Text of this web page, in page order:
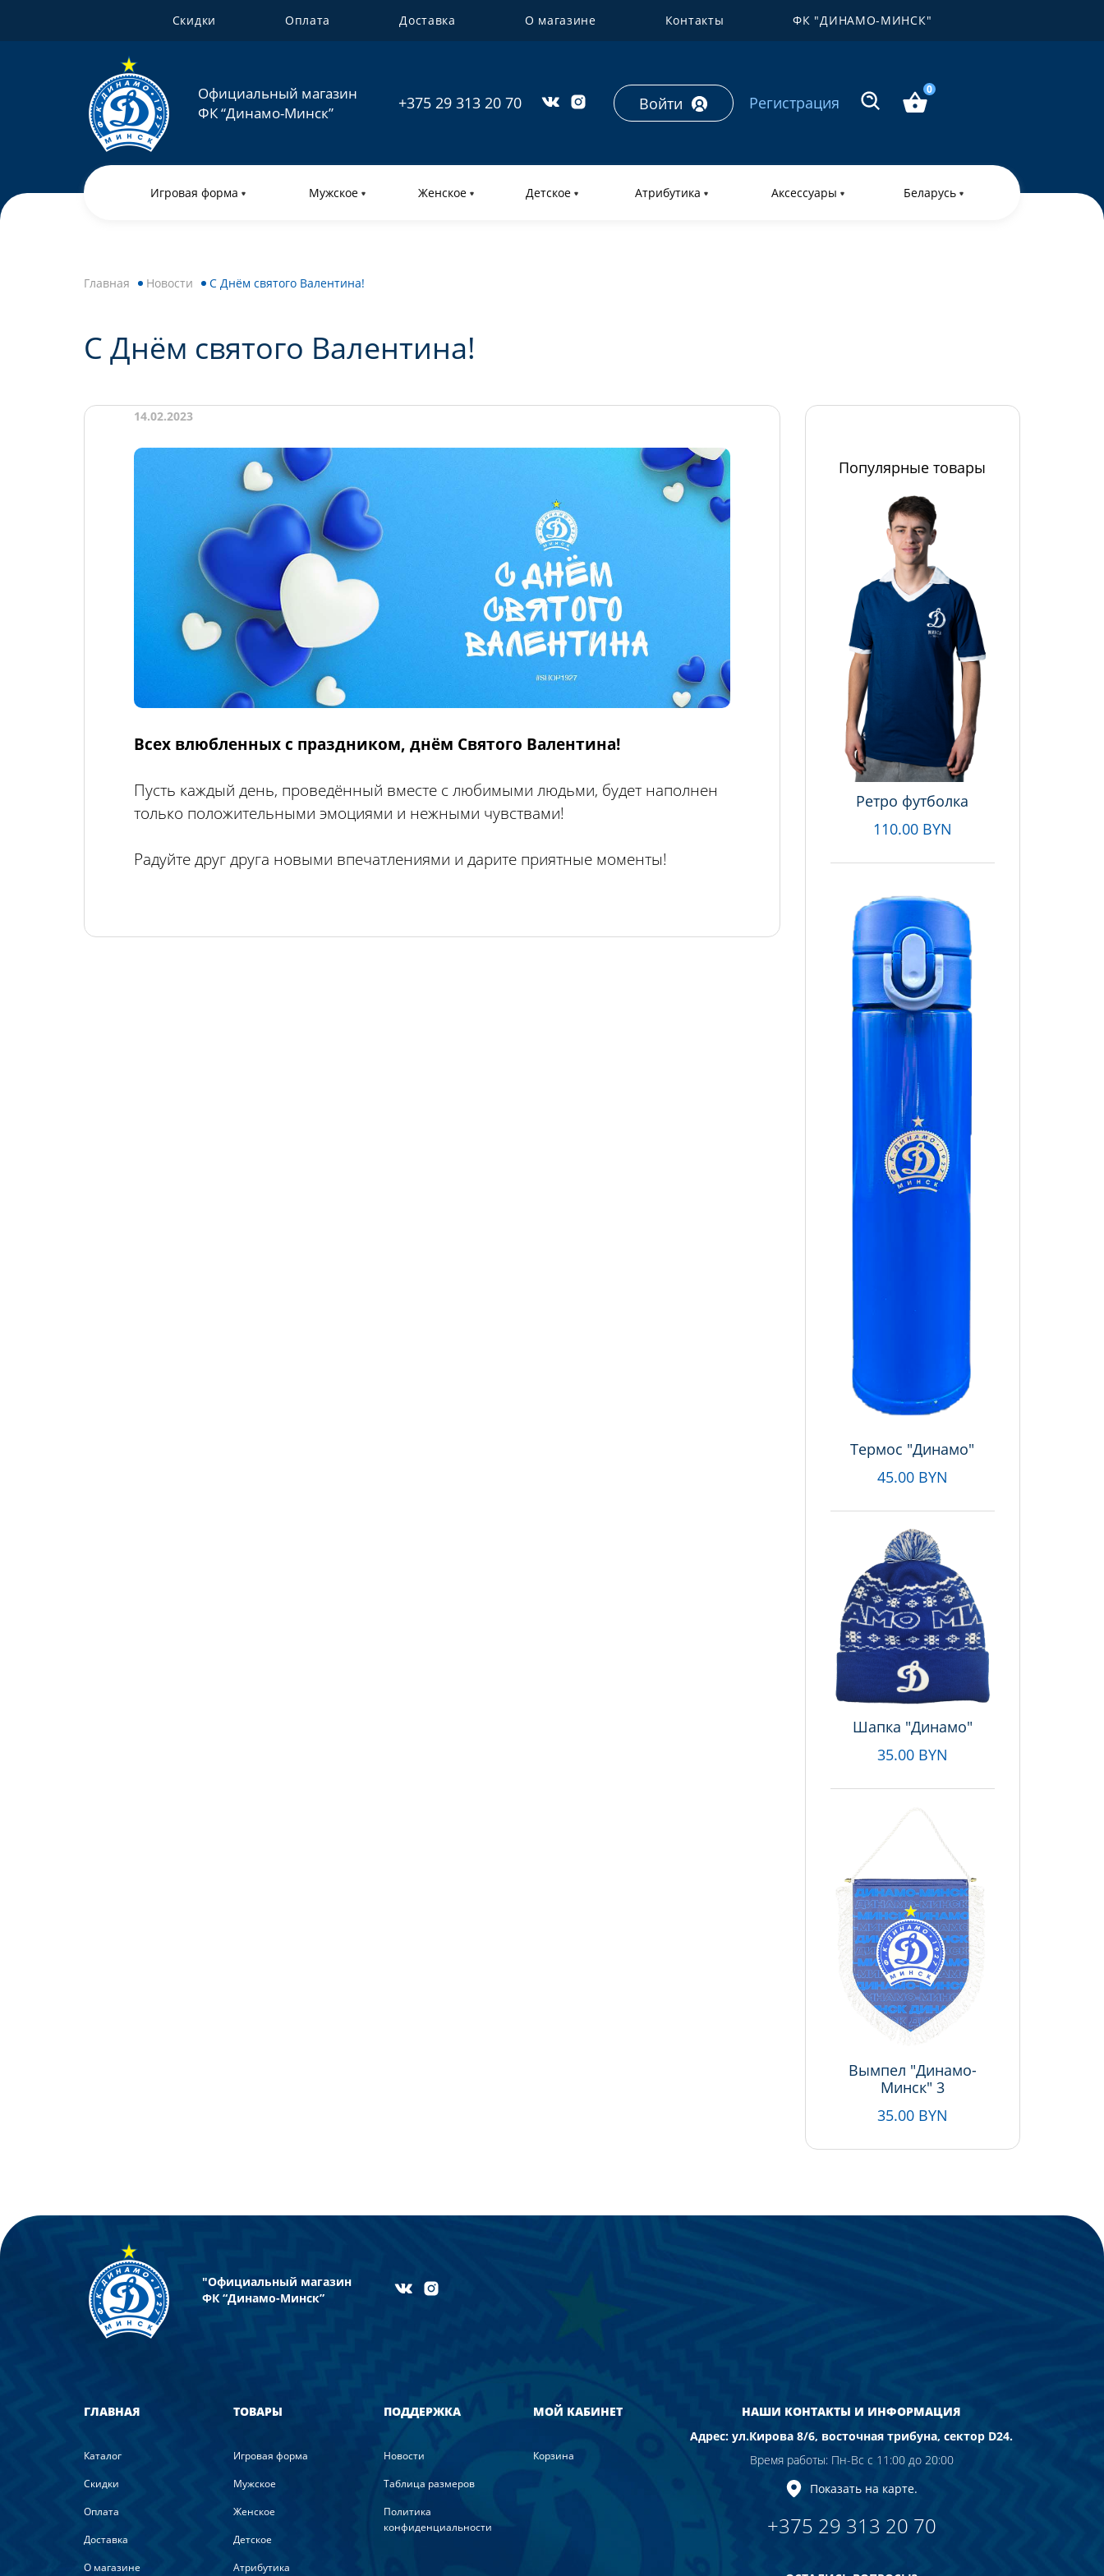
Официальный магазин
ФК “Динамо-Минск”
+375 29 313 20 70 Войти Регистрация
0
Игровая форма Мужское Женское Детское Атрибутика Аксессуары Беларусь
Скидки Оплата Доставка О магазине Контакты ФК "ДИНАМО-МИНСК"
Главная Новости С Днём святого Валентина!
С Днём святого Валентина!
14.02.2023
Всех влюбленных с праздником, днём Святого Валентина!
Пусть каждый день, проведённый вместе с любимыми людьми, будет наполнен
только положительными эмоциями и нежными чувствами!
Радуйте друг друга новыми впечатлениями и дарите приятные моменты!
Популярные товары
Ретро футболка
110.00 BYN
Термос "Динамо"
45.00 BYN
Шапка "Динамо"
35.00 BYN
Вымпел "Динамо-
Минск" 3
35.00 BYN
"Официальный магазин
ФК “Динамо-Минск”
ГЛАВНАЯ
Каталог
Скидки
Оплата
Доставка
О магазине
ТОВАРЫ
Игровая форма
Мужское
Женское
Детское
Атрибутика
ПОДДЕРЖКА
Новости
Таблица размеров
Политика
конфиденциальности
МОЙ КАБИНЕТ
Корзина
НАШИ КОНТАКТЫ И ИНФОРМАЦИЯ
Адрес: ул.Кирова 8/6, восточная трибуна, сектор D24.
Время работы: Пн-Вс с 11:00 до 20:00
Показать на карте.
+375 29 313 20 70